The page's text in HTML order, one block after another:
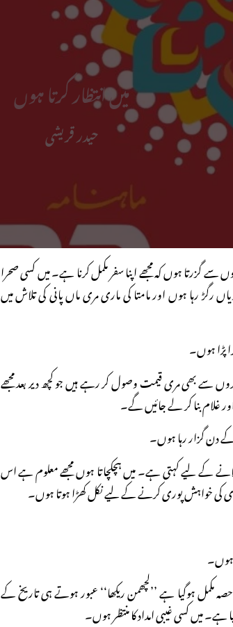
میں انتظار کرتا ہوں
حیدر قریشی
سے گزرتا ہوں کہ مجھے اپنا سفر مکمل کرنا ہے۔ میں کسی صحرا
رہا ہوں اور مامتا کی ماری مری ماں پانی کی تلاش میں
پڑا ہوں۔
سے بھی مری قیمت وصول کر رہے ہیں جو کچھ دیر بعد مجھے
غلام بنا کر لے جائیں گے۔
دن گزار رہا ہوں۔
لانے کے لیے کہتی ہے۔ میں ہچکچاتا ہوں مجھے معلوم ہے اس
بیوی کی خواہش پوری کرنے کے لیے نکل کھڑا ہوتا ہوں۔
ہوں۔
مکمل ہوگیا ہے ’’لچھمن ریکھا‘‘ عبور ہوتے ہی تاریخ کے
میں کسی غیبی امداد کا منتظر ہوں۔